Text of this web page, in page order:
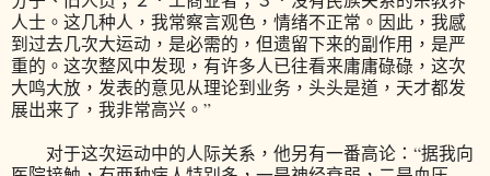
人士。这几种人，我常察言观色，情绪不正常。因此，我感
到过去几次大运动，是必需的，但遗留下来的副作用，是严
重的。这次整风中发现，有许多人已往看来庸庸碌碌，这次
大鸣大放，发表的意见从理论到业务，头头是道，天才都发
展出来了，我非常高兴。”
对于这次运动中的人际关系，他另有一番高论：“据我向